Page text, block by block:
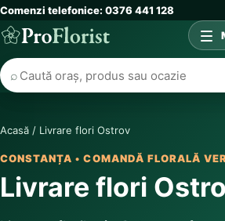
Comenzi telefonice: 0376 441 128
⌕
Acasă / Livrare flori Ostrov
CONSTANȚA • COMANDĂ FLORALĂ
Livrare flori